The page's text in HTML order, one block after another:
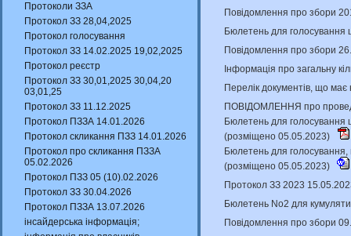
Протоколи ЗЗА
Протокол ЗЗ 28,04,2025
Протокол голосування
Протокол ЗЗ 14.02.2025 19,02,2025
Протокол реєстр
Протокол ЗЗ 30,01,2025 30,04,20
03,01,25
Протокол ЗЗ 11.12.2025
Протокол ПЗЗА 14.01.2026
Протокол скликання ПЗЗ 14.01.2026
Протокол про скликання ПЗЗА
05.02.2026
Протокол ПЗЗ 05 (10).02.2026
Протокол ЗЗ 30.04.2026
Протокол ПЗЗА 13.07.2026
інсайдерська інформація;
Повідомлення про збори
Бюлетень для
Повідомлення про збори
Інформація про загальну
Перелік документів, що
ПОВІДОМЛЕННЯ про
Бюлетень для голосування
(розміщено 05.05.2023)
Бюлетень для голосування,
(розміщено 05.05.2023)
Протокол ЗЗ 2023
Бюлетень No2 для
Повідомлення про збори